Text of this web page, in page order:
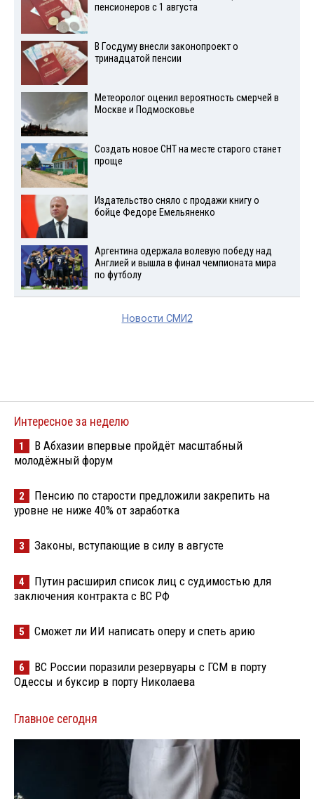
пенсионеров с 1 августа
В Госдуму внесли законопроект о
тринадцатой пенсии
Метеоролог оценил вероятность смерчей в
Москве и Подмосковье
Создать новое СНТ на месте старого станет
проще
Издательство сняло с продажи книгу о
бойце Федоре Емельяненко
Аргентина одержала волевую победу над
Англией и вышла в финал чемпионата мира
по футболу
Новости СМИ2
Интересное за неделю
1
В Абхазии впервые пройдёт масштабный
молодёжный форум
2
Пенсию по старости предложили закрепить на
уровне не ниже 40% от заработка
3 Законы, вступающие в силу в августе
4
Путин расширил список лиц с судимостью для
заключения контракта с ВС РФ
5 Сможет ли ИИ написать оперу и спеть арию
6
ВС России поразили резервуары с ГСМ в порту
Одессы и буксир в порту Николаева
Главное сегодня